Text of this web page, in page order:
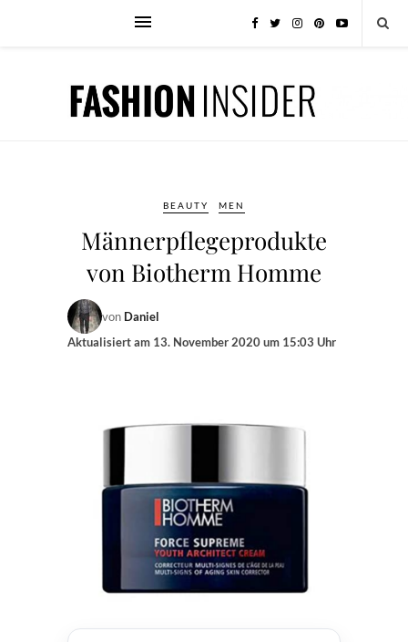
BEAUTY MEN
Männerpflegeprodukte
von Biotherm Homme
von Daniel
Aktualisiert am 13. November 2020 um 15:03 Uhr